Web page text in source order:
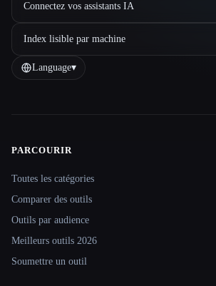
Connectez vos assistants IA
Index lisible par machine
Language▾
Site navigation
PARCOURIR
Toutes les catégories
Comparer des outils
Outils par audience
Meilleurs outils 2026
Soumettre un outil